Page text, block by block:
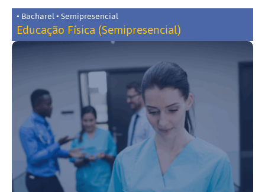
• Bacharel • Semipresencial
Educação Física (Semipresencial)